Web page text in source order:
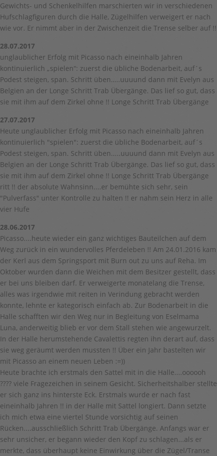
Gewichts- und Schenkelhilfen marschierten wir in verschiedenen
Hufschlagfiguren durch die Halle, Zügelhilfen verweigert er nach
wie vor. Er nimmt aber in der Zwischenzeit die Trense selber auf !!
28.07.2017
unglaublicher Erfolg mit Picasso nach eineinhalb Jahren
kontinuierlich „spielen“: zuerst die übliche Bodenarbeit, auf´s
Podest steigen, span. Schritt üben…..uuuund dann mit Evelyn aus
Belgien an der Longe Schritt Trab Übergänge. Das lief so gut, dass
sie mit ihm auf dem Zirkel ohne !! Longe Schritt Trab Übergänge
27.07.2017
Heute unglaublicher Erfolg mit Picasso nach eineinhalb Jahren
kontinuierlich "spielen": zuerst die übliche Bodenarbeit, auf´s
Podest steigen, span. Schritt üben.....uuuund dann mit Evelyn aus
Belgien an der Longe Schritt Trab Übergänge. Das lief so gut, dass
sie mit ihm auf dem Zirkel ohne !! Longe Schritt Trab Übergänge
ritt !! der absolute Wahnsinn....er bemühte sich sehr, sein
"Pulverfass" unter Kontrolle zu halten !! er nahm sein Herz in alle
vier Hufe
28.06.2017
Picasso....heute wieder ein ganz wichtiges Bauteilchen auf dem
Weg zurück in ein wundervolles Pferdeleben !! Am 24.01.2016 kam
der Kerl aus dem Springsport mit Burn out zu uns auf Reha. Im
Oktober wurden dann die Weichen mit dem Besitzer gestellt, dass
er bei uns bleiben darf. Er verweigerte monatelang die Trense,
alles was irgendwie mit reiten in Verindung gebracht werden
konnte, lehnte er kategorisch einfach ab. Zur Bodenarbeit in die
Halle schafften wir den Weg nur in Begleitung von Eselmama
Luna, anderweitig blieb er vor dem Stall stehen wie angewurzelt.
In der Halle herumstehende Cavalettis regten ihn derart auf, dass
sie weg geräumt werden mussten !! Über ein Jahr bastelten wir
mit Picasso an einem neuen Leben :=))
Heute brachte ich erstmals den Sattel mit in die Halle....oooooh
???? viele Fragezeichen in seinem Gesicht. Sicherheitshalber stellte
er sich ganz ins hinterste Eck. Erstmals wurde er nach fast
eineinhalb Jahren !! in der Halle mit Sattel longiert. Dann setzte
ich mich etwa eine viertel Stunde vorsichtig auf seinen
Rücken....ausschließlich Schritt Trab Übergänge. Anfangs war er
sehr unsicher, er begann wieder den Kopf zu schlagen...als er
merkte, dass überhaupt keine Einwirkung über die Zügel/Transe